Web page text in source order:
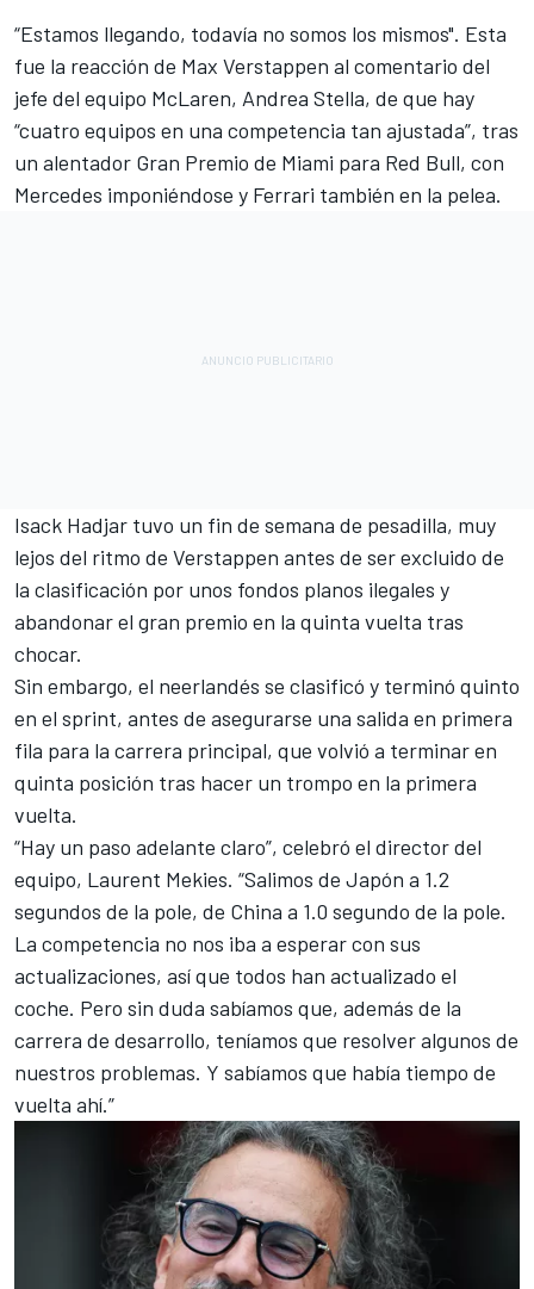
“Estamos llegando, todavía no somos los mismos". Esta
fue la reacción de Max Verstappen al comentario del
jefe del equipo McLaren, Andrea Stella, de que hay
“cuatro equipos en una competencia tan ajustada”, tras
un alentador Gran Premio de Miami para Red Bull, con
Mercedes imponiéndose y Ferrari también en la pelea.
Isack Hadjar tuvo un fin de semana de pesadilla, muy
lejos del ritmo de Verstappen antes de ser excluido de
la clasificación por unos fondos planos ilegales y
abandonar el gran premio en la quinta vuelta tras
chocar.
Sin embargo, el neerlandés se clasificó y terminó quinto
en el sprint, antes de asegurarse una salida en primera
fila para la carrera principal, que volvió a terminar en
quinta posición tras hacer un trompo en la primera
vuelta.
“Hay un paso adelante claro”, celebró el director del
equipo, Laurent Mekies. “Salimos de Japón a 1.2
segundos de la pole, de China a 1.0 segundo de la pole.
La competencia no nos iba a esperar con sus
actualizaciones, así que todos han actualizado el
coche. Pero sin duda sabíamos que, además de la
carrera de desarrollo, teníamos que resolver algunos de
nuestros problemas. Y sabíamos que había tiempo de
vuelta ahí.”